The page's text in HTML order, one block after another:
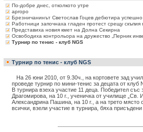
По-добре днес, отколкото утре
apropo
Брезничанинът Светослав Гоцев дебютира
Работници започнаха гладен протест срещу скъпия
Представиха новия кмет на Долна Секирна
Освободиха контрольора на дружество „Перник
Турнир по тенис - клуб NGS
Турнир по тенис - клуб NGS
На 26 юни 2010, от 9.30ч., на кортовете зад
проведе турнир по мини-тенис за децата от
В турнира взеха участие 11 деца. Победител със
Драгомирова, на 10 г., ученичка от училище „Св.
Александрина Пашина, на 10 г., а на трето
всички, взели участие в турнира, бяха